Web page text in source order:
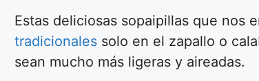
Estas deliciosas sopaipillas que nos
tradicionales solo en el zapallo o
sean mucho más ligeras y aireadas.